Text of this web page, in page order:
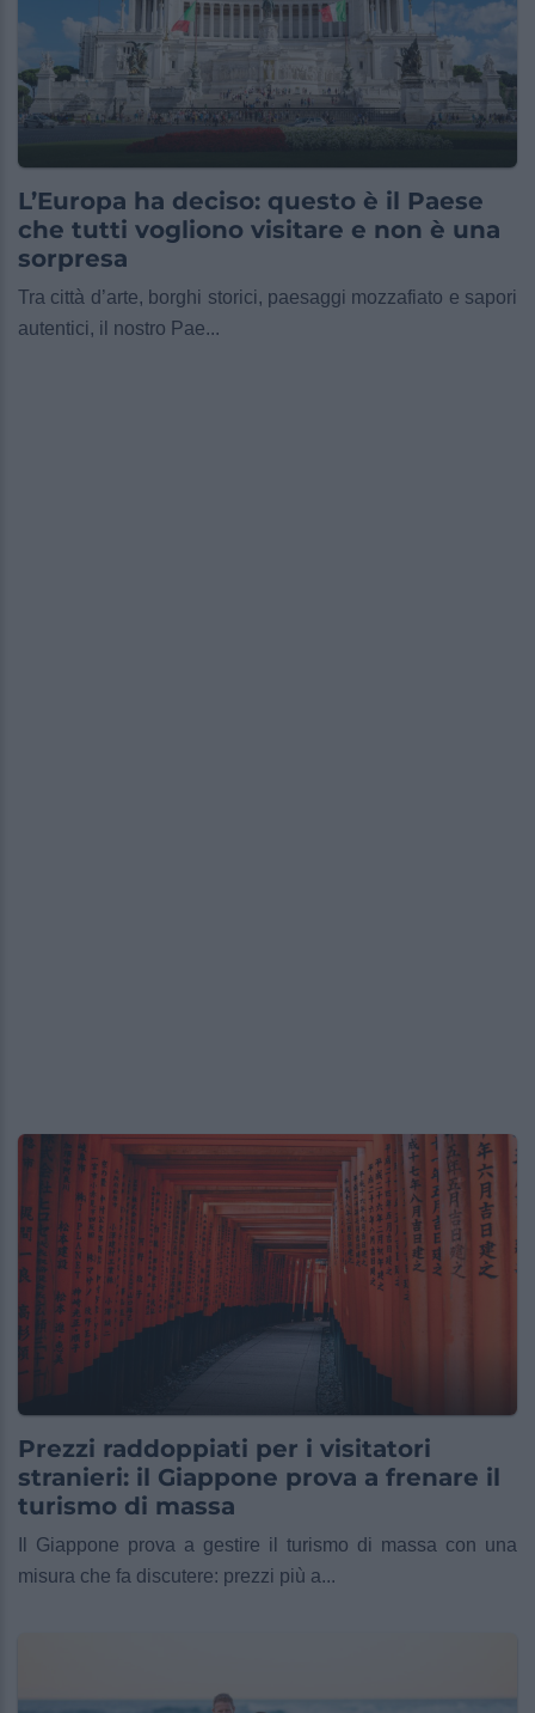
L’Europa ha deciso: questo è il Paese
che tutti vogliono visitare e non è una
sorpresa
Tra città d’arte, borghi storici, paesaggi mozzafiato e sapori
autentici, il nostro Pae...
Prezzi raddoppiati per i visitatori
stranieri: il Giappone prova a frenare il
turismo di massa
Il Giappone prova a gestire il turismo di massa con una
misura che fa discutere: prezzi più a...